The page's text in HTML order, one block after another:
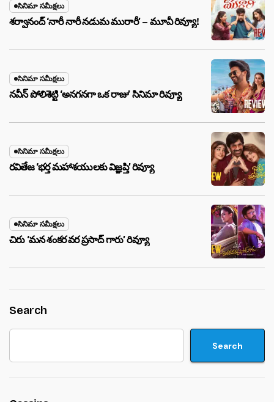
సినిమా సమీక్షలు
శర్వానంద్ ‘నారీ నారీ నడుమ మురారీ’ – మూవీ రివ్యూ!
సినిమా సమీక్షలు
నవీన్ పోలిశెట్టి ‘అనగనగా ఒక రాజు’ సినిమా రివ్యూ
సినిమా సమీక్షలు
రవితేజ ‘భర్త మహాశయులకు విజ్ఞప్తి’ రివ్యూ
సినిమా సమీక్షలు
చిరు ‘మ‌న శంక‌ర వ‌ర ప్ర‌సాద్ గారు’ రివ్యూ
Search
Search